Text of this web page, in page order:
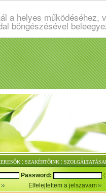
a helyes
böngészésével
: SZAKÉRTŐINK :
Password:
Elfelejtettem a jelszavam